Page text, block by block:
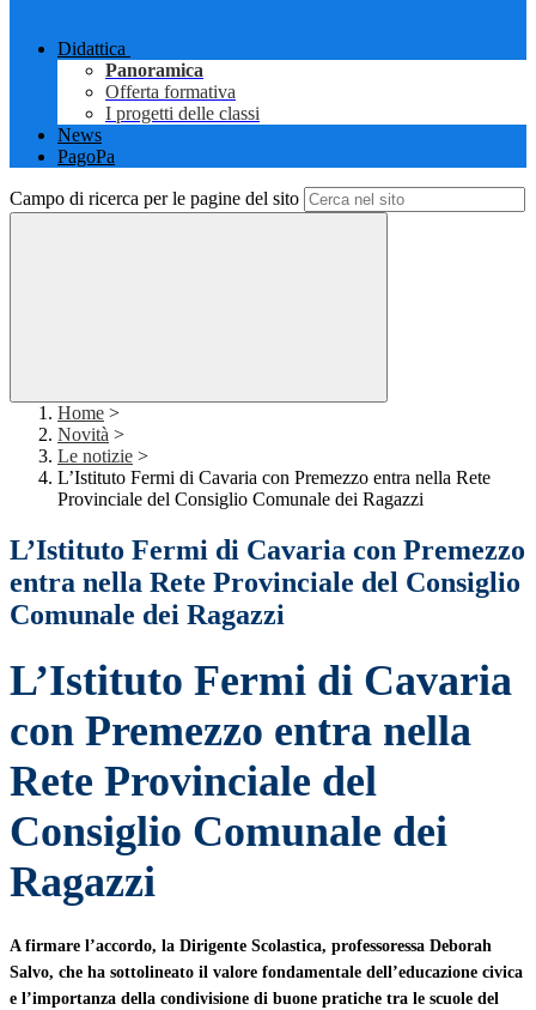
Didattica
Panoramica
Offerta formativa
I progetti delle classi
News
PagoPa
Campo di ricerca per le pagine del sito
Home >
Novità >
Le notizie >
L’Istituto Fermi di Cavaria con Premezzo entra nella Rete
Provinciale del Consiglio Comunale dei Ragazzi
L’Istituto Fermi di Cavaria con Premezzo
entra nella Rete Provinciale del Consiglio
Comunale dei Ragazzi
L’Istituto Fermi di Cavaria
con Premezzo entra nella
Rete Provinciale del
Consiglio Comunale dei
Ragazzi
A firmare l’accordo, la Dirigente Scolastica, professoressa Deborah
Salvo, che ha sottolineato il valore fondamentale dell’educazione civica
e l’importanza della condivisione di buone pratiche tra le scuole del